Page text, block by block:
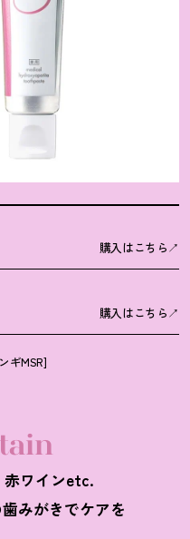
購入はこちら
購入はこちら
ギMSR]
赤ワインetc.
みがきでケアを